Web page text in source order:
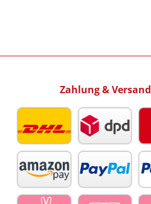
Zahlung & Versand